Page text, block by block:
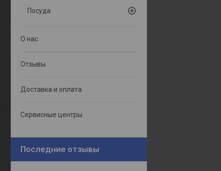
Посуда
О нас
Отзывы
Доставка и оплата
Сервисные центры